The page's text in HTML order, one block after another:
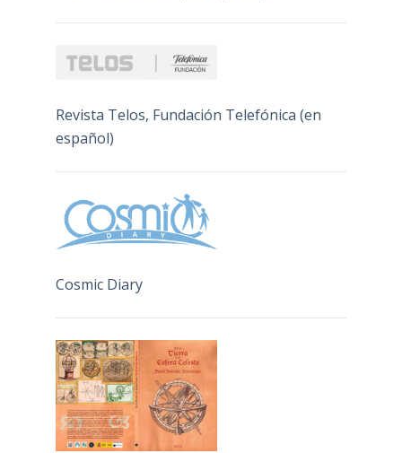
Revista Telos, Fundación Telefónica (en
español)
Cosmic Diary